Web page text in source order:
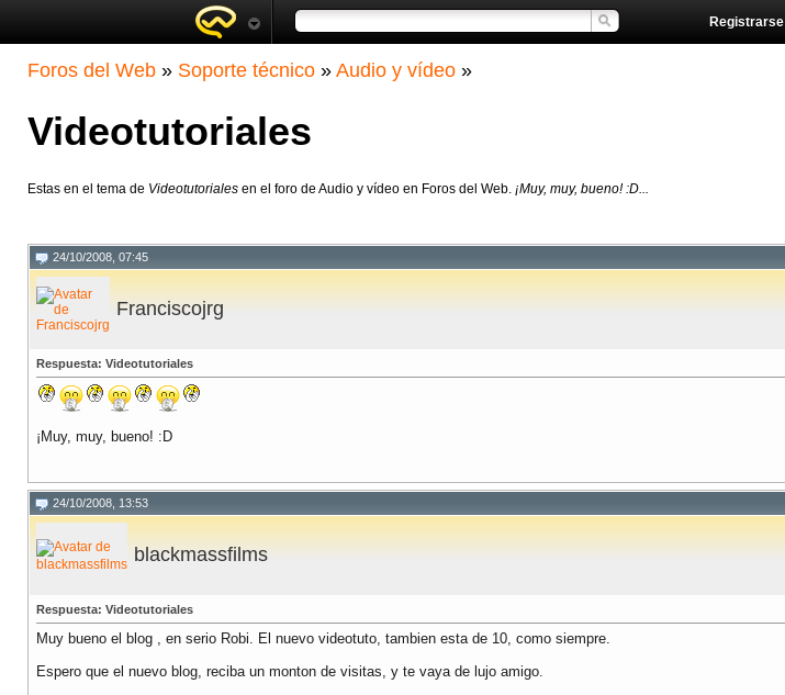
Registrarse
Foros del Web » Soporte técnico » Audio y vídeo »
Videotutoriales
Estas en el tema de Videotutoriales en el foro de Audio y vídeo en Foros del Web. ¡Muy, muy, bueno! :D...
24/10/2008, 07:45
Franciscojrg
Respuesta: Videotutoriales
¡Muy, muy, bueno! :D
24/10/2008, 13:53
blackmassfilms
Respuesta: Videotutoriales
Muy bueno el blog , en serio Robi. El nuevo videotuto, tambien esta de 10, como siempre.
Espero que el nuevo blog, reciba un monton de visitas, y te vaya de lujo amigo.